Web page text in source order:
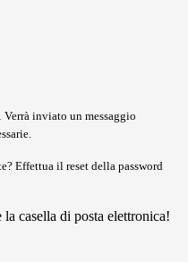
Verrà inviato un messaggio
Effettua il reset della password
casella di posta elettronica!